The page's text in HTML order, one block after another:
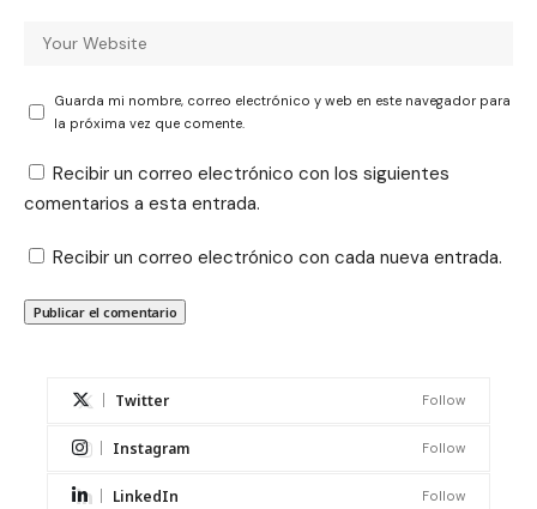
Guarda mi nombre, correo electrónico y web en este navegador para
la próxima vez que comente.
Recibir un correo electrónico con los siguientes
comentarios a esta entrada.
Recibir un correo electrónico con cada nueva entrada.
Twitter Follow
Instagram Follow
LinkedIn Follow